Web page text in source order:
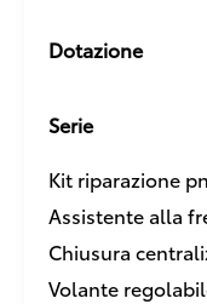
Dotazione
Serie
Kit riparazione
Assistente alla
Chiusura
Volante